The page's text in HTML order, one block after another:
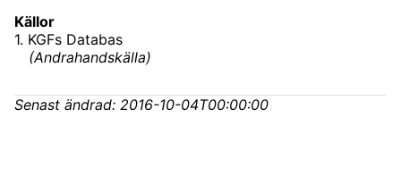
Källor
1. KGFs Databas
(Andrahandskälla)
Senast ändrad: 2016-10-04T00:00:00